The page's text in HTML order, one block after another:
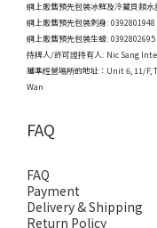
網上販售預先包裝冰鮮及冷藏貝類
網上販售預先包裝刺身: 0392801948
網上販售預先包裝生蠔: 0392802695
持牌人/許可證持有人: Nic Sang
獲準經營場所的地址： Unit 6, 11/F,
Wan
FAQ
FAQ
Payment
Delivery & Shipping
Return Policy